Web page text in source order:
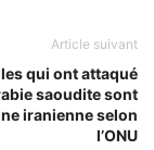
Article suivant
qui ont attaqué
saoudite sont
iranienne selon
l’ONU